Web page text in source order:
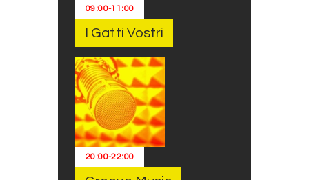
09:00-11:00
I Gatti Vostri
20:00-22:00